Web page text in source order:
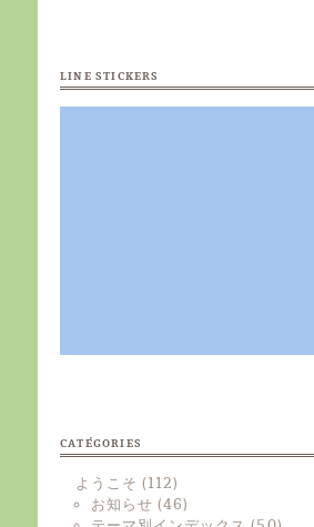
LINE STICKERS
CATÉGORIES
ようこそ (112)
お知らせ (46)